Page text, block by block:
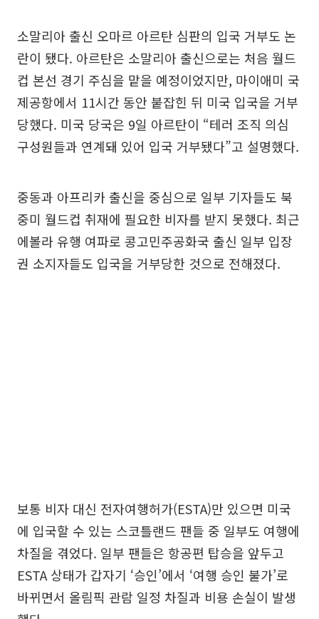
소말리아 출신 오마르 아르탄 심판의 입국 거부도 논
란이 됐다. 아르탄은 소말리아 출신으로는 처음 월드
컵 본선 경기 주심을 맡을 예정이었지만, 마이애미 국
제공항에서 11시간 동안 붙잡힌 뒤 미국 입국을 거부
당했다. 미국 당국은 9일 아르탄이 “테러 조직 의심
구성원들과 연계돼 있어 입국 거부됐다”고 설명했다.
중동과 아프리카 출신을 중심으로 일부 기자들도 북
중미 월드컵 취재에 필요한 비자를 받지 못했다. 최근
에볼라 유행 여파로 콩고민주공화국 출신 일부 입장
권 소지자들도 입국을 거부당한 것으로 전해졌다.
보통 비자 대신 전자여행허가(ESTA)만 있으면 미국
에 입국할 수 있는 스코틀랜드 팬들 중 일부도 여행에
차질을 겪었다. 일부 팬들은 항공편 탑승을 앞두고
ESTA 상태가 갑자기 ‘승인’에서 ‘여행 승인 불가’로
바뀌면서 올림픽 관람 일정 차질과 비용 손실이 발생